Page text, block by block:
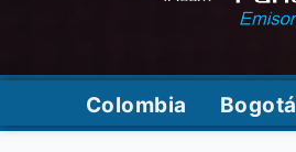
Colombia Bogotá